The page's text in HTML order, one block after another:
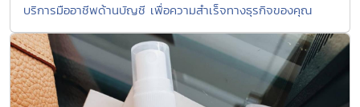
บริการมืออาชีพด้านบัญชี เพื่อความสำเร็จทางธุรกิจของคุณ